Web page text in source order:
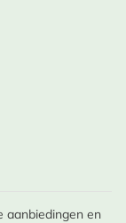
aanbiedingen en